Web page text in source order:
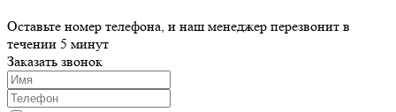
Оставьте номер телефона, и наш менеджер перезвонит в
течении 5 минут
Заказать звонок